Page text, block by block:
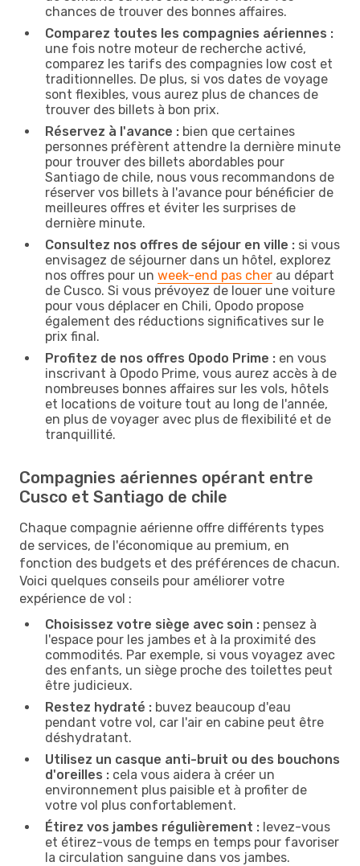
chances de trouver des bonnes affaires.
Comparez toutes les compagnies aériennes :
une fois notre moteur de recherche activé,
comparez les tarifs des compagnies low cost et
traditionnelles. De plus, si vos dates de voyage
sont flexibles, vous aurez plus de chances de
trouver des billets à bon prix.
Réservez à l'avance : bien que certaines
personnes préfèrent attendre la dernière minute
pour trouver des billets abordables pour
Santiago de chile, nous vous recommandons de
réserver vos billets à l'avance pour bénéficier de
meilleures offres et éviter les surprises de
dernière minute.
Consultez nos offres de séjour en ville : si vous
envisagez de séjourner dans un hôtel, explorez
nos offres pour un week-end pas cher au départ
de Cusco. Si vous prévoyez de louer une voiture
pour vous déplacer en Chili, Opodo propose
également des réductions significatives sur le
prix final.
Profitez de nos offres Opodo Prime : en vous
inscrivant à Opodo Prime, vous aurez accès à de
nombreuses bonnes affaires sur les vols, hôtels
et locations de voiture tout au long de l'année,
en plus de voyager avec plus de flexibilité et de
tranquillité.
Compagnies aériennes opérant entre
Cusco et Santiago de chile
Chaque compagnie aérienne offre différents types
de services, de l'économique au premium, en
fonction des budgets et des préférences de chacun.
Voici quelques conseils pour améliorer votre
expérience de vol :
Choisissez votre siège avec soin : pensez à
l'espace pour les jambes et à la proximité des
commodités. Par exemple, si vous voyagez avec
des enfants, un siège proche des toilettes peut
être judicieux.
Restez hydraté : buvez beaucoup d'eau
pendant votre vol, car l'air en cabine peut être
déshydratant.
Utilisez un casque anti-bruit ou des bouchons
d'oreilles : cela vous aidera à créer un
environnement plus paisible et à profiter de
votre vol plus confortablement.
Étirez vos jambes régulièrement : levez-vous
et étirez-vous de temps en temps pour favoriser
la circulation sanguine dans vos jambes.